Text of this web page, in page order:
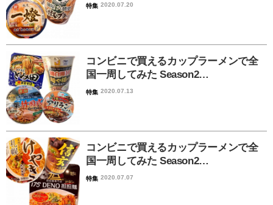
特集 2020.07.20
コンビニで買えるカップラーメンで全
国一周してみた Season2…
特集 2020.07.13
コンビニで買えるカップラーメンで全
国一周してみた Season2…
特集 2020.07.07